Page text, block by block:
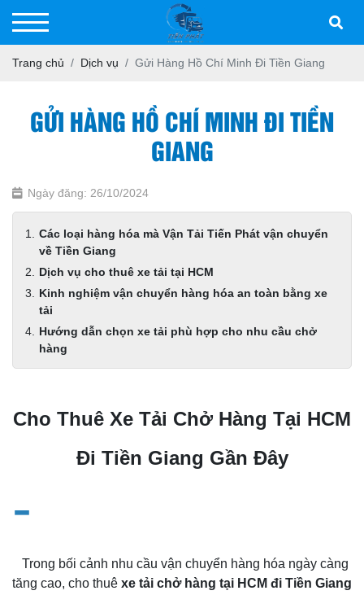
Trang chủ Dịch vụ Gửi Hàng Hồ Chí Minh Đi Tiền Giang
GỬI HÀNG HỒ CHÍ MINH ĐI TIỀN
GIANG
Ngày đăng: 26/10/2024
Các loại hàng hóa mà Vận Tải Tiến Phát vận chuyển
về Tiền Giang
Dịch vụ cho thuê xe tải tại HCM
Kinh nghiệm vận chuyển hàng hóa an toàn bằng xe
tải
Hướng dẫn chọn xe tải phù hợp cho nhu cầu chở
hàng
Cho Thuê Xe Tải Chở Hàng Tại HCM
Đi Tiền Giang Gần Đây
-
Trong bối cảnh nhu cầu vận chuyển hàng hóa ngày càng
tăng cao, cho thuê xe tải chở hàng tại HCM đi Tiền Giang